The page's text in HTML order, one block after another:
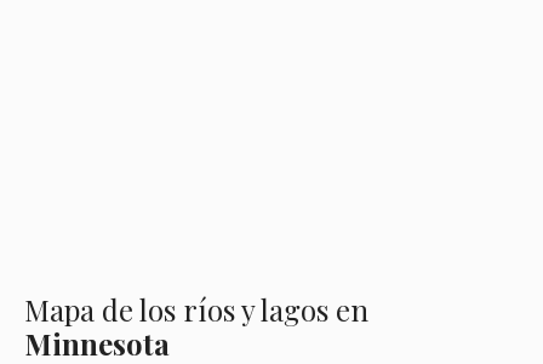
Mapa de los ríos y lagos en
Minnesota